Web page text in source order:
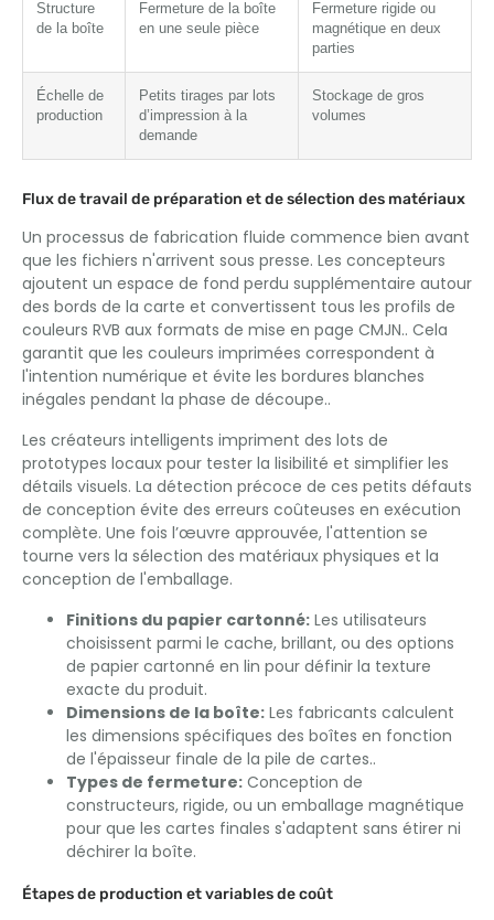
Structure
de la boîte
Fermeture de la boîte
en une seule pièce
Fermeture rigide ou
magnétique en deux
parties
Échelle de
production
Petits tirages par lots
d’impression à la
demande
Stockage de gros
volumes
Flux de travail de préparation et de sélection des matériaux
Un processus de fabrication fluide commence bien avant
que les fichiers n'arrivent sous presse. Les concepteurs
ajoutent un espace de fond perdu supplémentaire autour
des bords de la carte et convertissent tous les profils de
couleurs RVB aux formats de mise en page CMJN.. Cela
garantit que les couleurs imprimées correspondent à
l'intention numérique et évite les bordures blanches
inégales pendant la phase de découpe..
Les créateurs intelligents impriment des lots de
prototypes locaux pour tester la lisibilité et simplifier les
détails visuels. La détection précoce de ces petits défauts
de conception évite des erreurs coûteuses en exécution
complète. Une fois l’œuvre approuvée, l'attention se
tourne vers la sélection des matériaux physiques et la
conception de l'emballage.
Finitions du papier cartonné: Les utilisateurs
choisissent parmi le cache, brillant, ou des options
de papier cartonné en lin pour définir la texture
exacte du produit.
Dimensions de la boîte: Les fabricants calculent
les dimensions spécifiques des boîtes en fonction
de l'épaisseur finale de la pile de cartes..
Types de fermeture: Conception de
constructeurs, rigide, ou un emballage magnétique
pour que les cartes finales s'adaptent sans étirer ni
déchirer la boîte.
Étapes de production et variables de coût